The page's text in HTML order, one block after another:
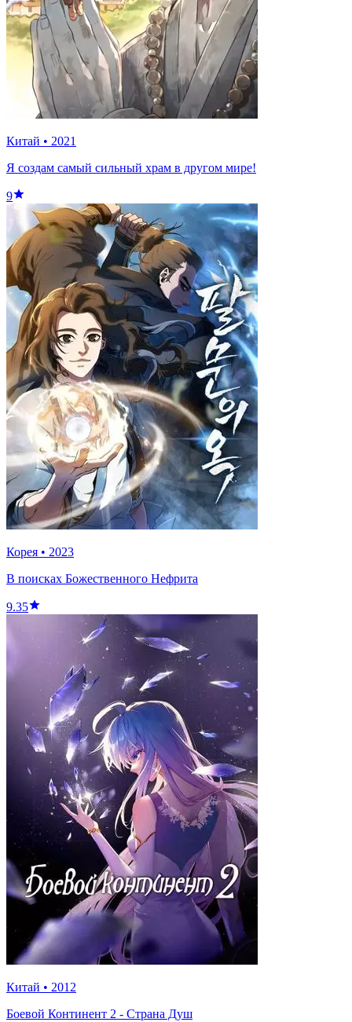
Китай • 2021
Я создам самый сильный храм в другом мире!
9
Корея • 2023
В поисках Божественного Нефрита
9.35
Китай • 2012
Боевой Континент 2 - Страна Душ